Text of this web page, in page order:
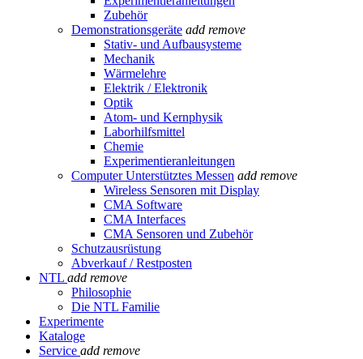
Zubehör
Demonstrationsgeräte add remove
Stativ- und Aufbausysteme
Mechanik
Wärmelehre
Elektrik / Elektronik
Optik
Atom- und Kernphysik
Laborhilfsmittel
Chemie
Experimentieranleitungen
Computer Unterstütztes Messen add remove
Wireless Sensoren mit Display
CMA Software
CMA Interfaces
CMA Sensoren und Zubehör
Schutzausrüstung
Abverkauf / Restposten
NTL add remove
Philosophie
Die NTL Familie
Experimente
Kataloge
Service add remove